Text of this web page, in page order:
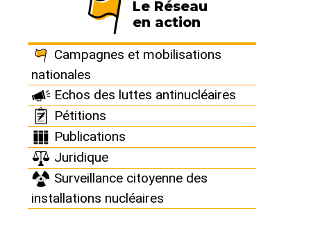
Le Réseau
en action
Campagnes et mobilisations
nationales
Echos des luttes antinucléaires
Pétitions
Publications
Juridique
Surveillance citoyenne des
installations nucléaires
Sortir du nucléaire n°107
De l’attentat contre le Rainbow
Warrior à aujourd’hui, la lutte
continue